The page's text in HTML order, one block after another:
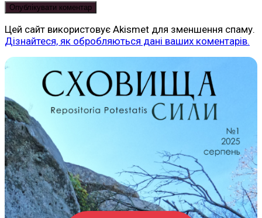
Цей сайт використовує Akismet для зменшення спаму.
Дізнайтеся, як обробляються дані ваших коментарів.